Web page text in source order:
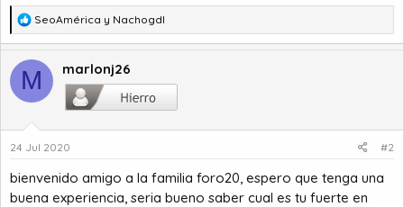
R
e
c
i
n
e
:
SeoAmérica y Nachogdl
M marlonj26
24 Jul 2020 #2
bienvenido amigo a la familia foro20, espero que tenga una
buena experiencia, seria bueno saber cual es tu fuerte en